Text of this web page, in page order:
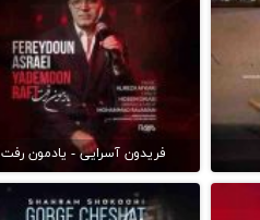
فریدون آسرایی - یادمون رفت